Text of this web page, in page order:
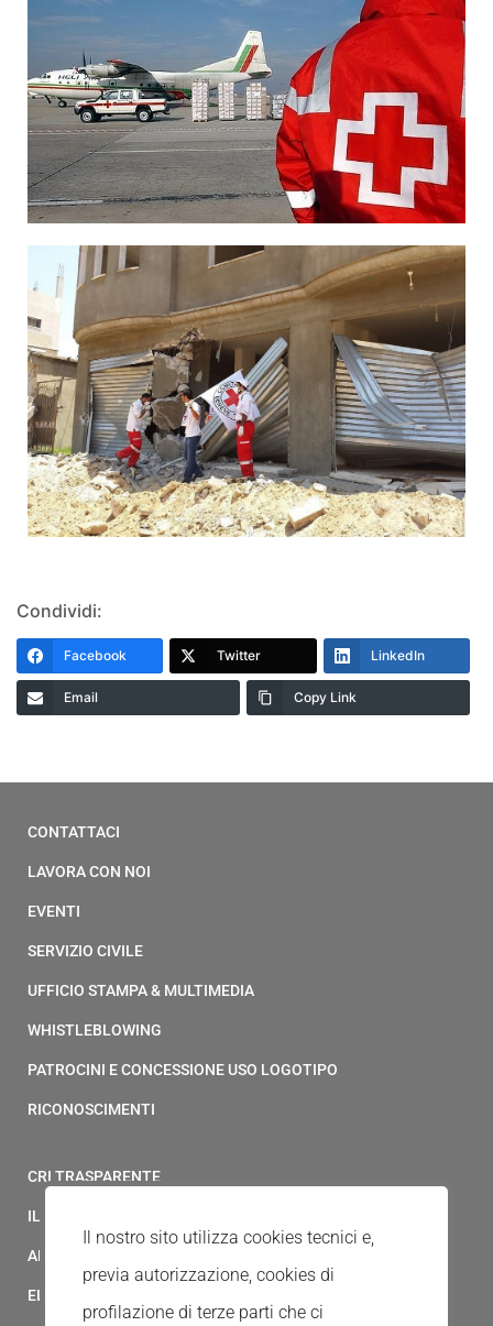
Condividi:
Facebook Twitter LinkedIn
Email Copy Link
CONTATTACI
LAVORA CON NOI
EVENTI
SERVIZIO CIVILE
UFFICIO STAMPA & MULTIMEDIA
WHISTLEBLOWING
PATROCINI E CONCESSIONE USO LOGOTIPO
RICONOSCIMENTI
CRI TRASPARENTE
IL MODELLO 231 DELLA CROCE ROSSA ITALIANA
ALBO FORNITORI
ELENCO AVVOCATI
Il nostro sito utilizza cookies tecnici e,
previa autorizzazione, cookies di
profilazione di terze parti che ci